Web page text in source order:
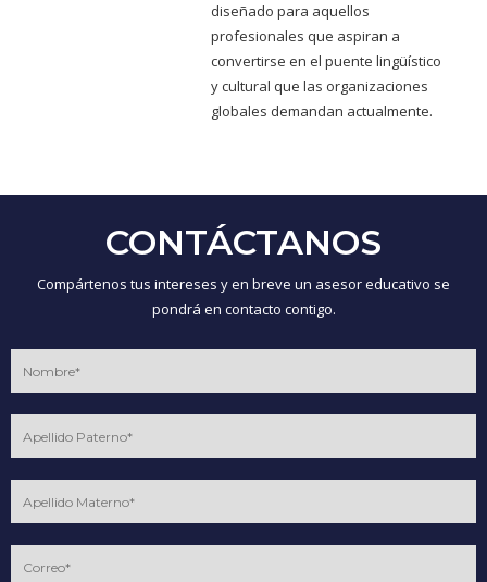
diseñado para aquellos
profesionales que aspiran a
convertirse en el puente lingüístico
y cultural que las organizaciones
globales demandan actualmente.
CONTÁCTANOS
Compártenos tus intereses y en breve un asesor educativo se
pondrá en contacto contigo.